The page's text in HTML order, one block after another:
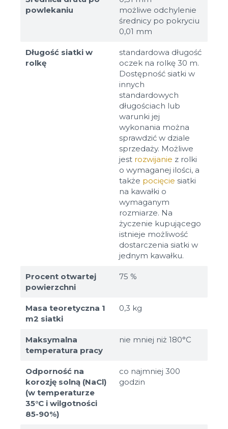
powlekaniu
możliwe odchylenie
średnicy po pokryciu
0,01 mm
Długość siatki w
rolkę
standardowa długość
oczek na rolkę 30 m.
Dostępność siatki w
innych
standardowych
długościach lub
warunki jej
wykonania można
sprawdzić w dziale
sprzedaży. Możliwe
jest rozwijanie z rolki
o wymaganej ilości, a
także pocięcie siatki
na kawałki o
wymaganym
rozmiarze. Na
życzenie kupującego
istnieje możliwość
dostarczenia siatki w
jednym kawałku.
Procent otwartej
powierzchni
75 %
Masa teoretyczna 1
m2 siatki
0,3 kg
Maksymalna
temperatura pracy
nie mniej niż 180°С
Odporność na
korozję solną (NaCl)
(w temperaturze
35°C i wilgotności
85-90%)
co najmniej 300
godzin